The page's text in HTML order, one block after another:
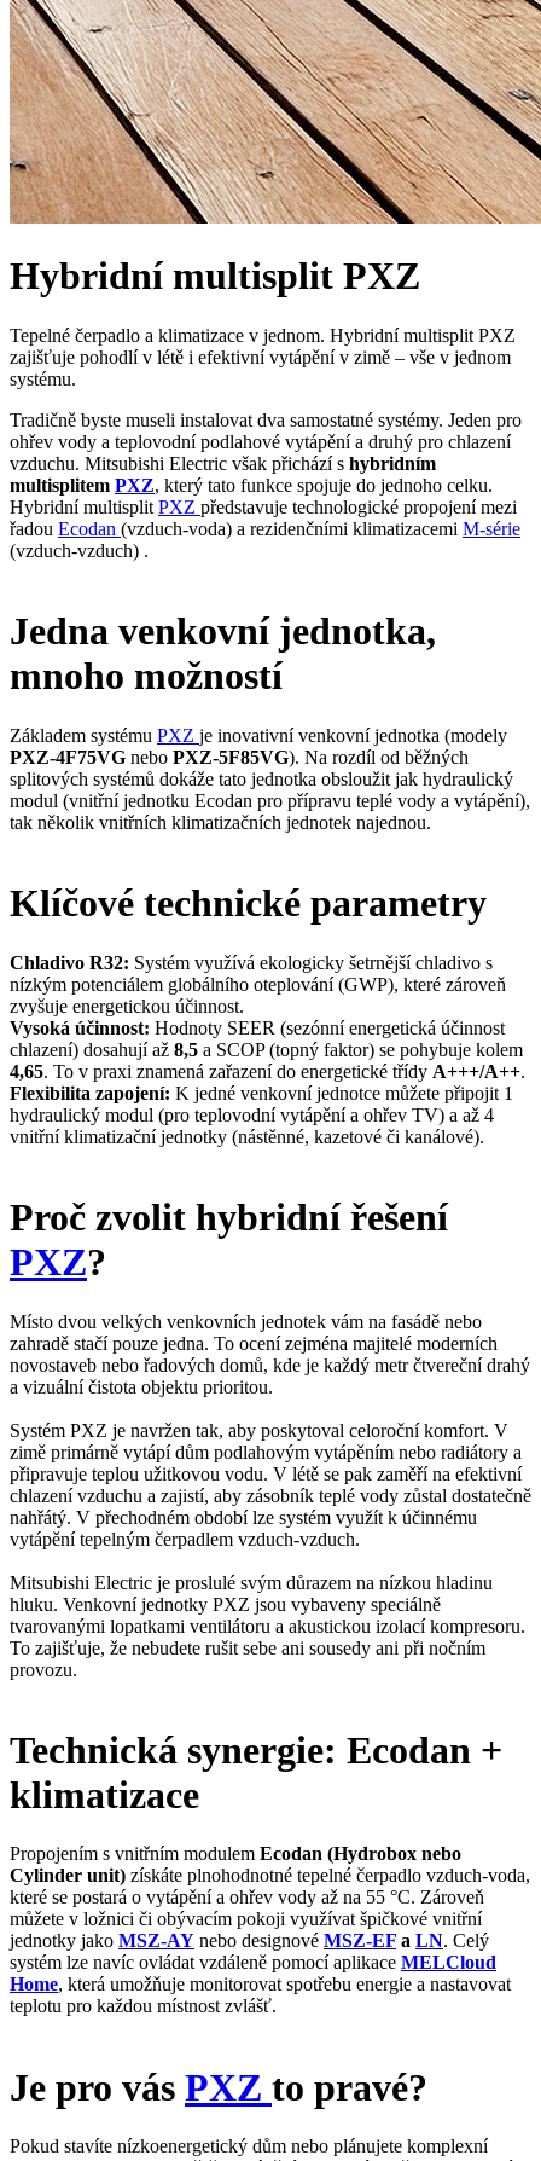
Hybridní multisplit PXZ
Tepelné čerpadlo a klimatizace v jednom. Hybridní multisplit PXZ
zajišťuje pohodlí v létě i efektivní vytápění v zimě – vše v jednom
systému.
Tradičně byste museli instalovat dva samostatné systémy. Jeden pro
ohřev vody a teplovodní podlahové vytápění a druhý pro chlazení
vzduchu. Mitsubishi Electric však přichází s hybridním
multisplitem PXZ, který tato funkce spojuje do jednoho celku.
Hybridní multisplit PXZ představuje technologické propojení mezi
řadou Ecodan (vzduch-voda) a rezidenčními klimatizacemi M-série
(vzduch-vzduch) .
Jedna venkovní jednotka,
mnoho možností
Základem systému PXZ je inovativní venkovní jednotka (modely
PXZ-4F75VG nebo PXZ-5F85VG). Na rozdíl od běžných
splitových systémů dokáže tato jednotka obsloužit jak hydraulický
modul (vnitřní jednotku Ecodan pro přípravu teplé vody a vytápění),
tak několik vnitřních klimatizačních jednotek najednou.
Klíčové technické parametry
Chladivo R32: Systém využívá ekologicky šetrnější chladivo s
nízkým potenciálem globálního oteplování (GWP), které zároveň
zvyšuje energetickou účinnost.
Vysoká účinnost: Hodnoty SEER (sezónní energetická účinnost
chlazení) dosahují až 8,5 a SCOP (topný faktor) se pohybuje kolem
4,65. To v praxi znamená zařazení do energetické třídy A+++/A++.
Flexibilita zapojení: K jedné venkovní jednotce můžete připojit 1
hydraulický modul (pro teplovodní vytápění a ohřev TV) a až 4
vnitřní klimatizační jednotky (nástěnné, kazetové či kanálové).
Proč zvolit hybridní řešení
PXZ?
Místo dvou velkých venkovních jednotek vám na fasádě nebo
zahradě stačí pouze jedna. To ocení zejména majitelé moderních
novostaveb nebo řadových domů, kde je každý metr čtvereční drahý
a vizuální čistota objektu prioritou.
Systém PXZ je navržen tak, aby poskytoval celoroční komfort. V
zimě primárně vytápí dům podlahovým vytápěním nebo radiátory a
připravuje teplou užitkovou vodu. V létě se pak zaměří na efektivní
chlazení vzduchu a zajistí, aby zásobník teplé vody zůstal dostatečně
nahřátý. V přechodném období lze systém využít k účinnému
vytápění tepelným čerpadlem vzduch-vzduch.
Mitsubishi Electric je proslulé svým důrazem na nízkou hladinu
hluku. Venkovní jednotky PXZ jsou vybaveny speciálně
tvarovanými lopatkami ventilátoru a akustickou izolací kompresoru.
To zajišťuje, že nebudete rušit sebe ani sousedy ani při nočním
provozu.
Technická synergie: Ecodan +
klimatizace
Propojením s vnitřním modulem Ecodan (Hydrobox nebo
Cylinder unit) získáte plnohodnotné tepelné čerpadlo vzduch-voda,
které se postará o vytápění a ohřev vody až na 55 °C. Zároveň
můžete v ložnici či obývacím pokoji využívat špičkové vnitřní
jednotky jako MSZ-AY nebo designové MSZ-EF a LN. Celý
systém lze navíc ovládat vzdáleně pomocí aplikace MELCloud
Home, která umožňuje monitorovat spotřebu energie a nastavovat
teplotu pro každou místnost zvlášť.
Je pro vás PXZ to pravé?
Pokud stavíte nízkoenergetický dům nebo plánujete komplexní